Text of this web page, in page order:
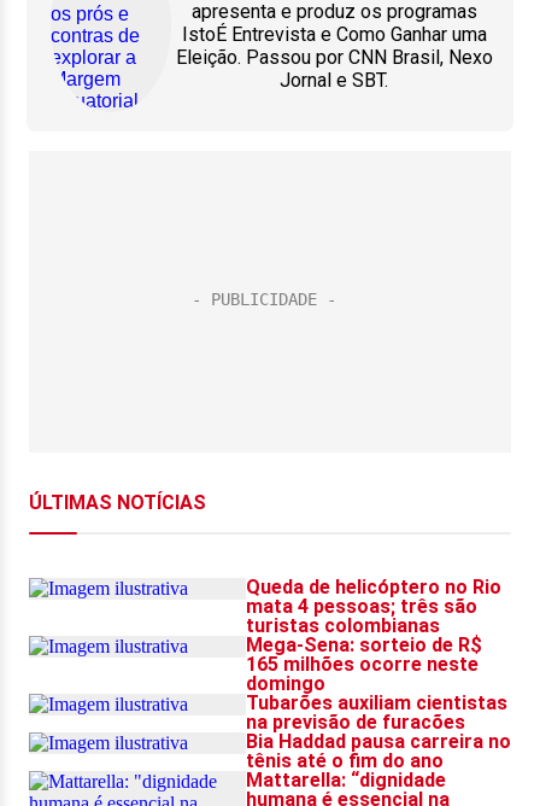
apresenta e produz os programas
IstoÉ Entrevista e Como Ganhar uma
Eleição. Passou por CNN Brasil, Nexo
Jornal e SBT.